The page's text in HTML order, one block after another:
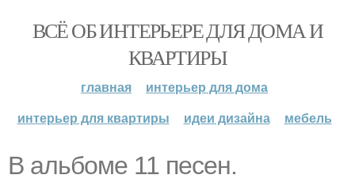
ВСЁ ОБ ИНТЕРЬЕРЕ ДЛЯ ДОМА И
КВАРТИРЫ
главная
интерьер для дома
интерьер для квартиры
идеи дизайна мебель
В альбоме 11 песен.